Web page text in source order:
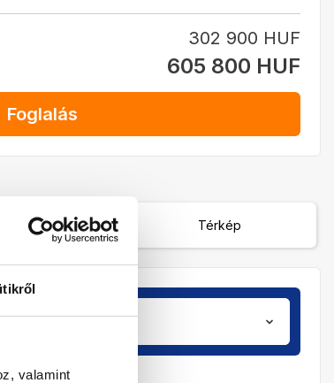
valamint
302 900 HUF
605 800 HUF
Foglalás
Térkép
Utasok